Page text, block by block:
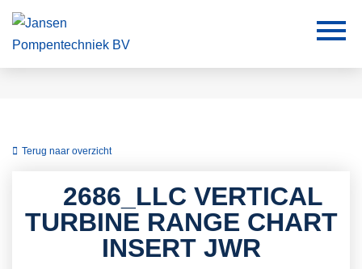
Terug naar overzicht
2686_LLC VERTICAL
TURBINE RANGE CHART
INSERT JWR